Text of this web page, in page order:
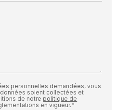
personnelles demandées, vous
soient collectées et
de notre politique de
en vigueur.*